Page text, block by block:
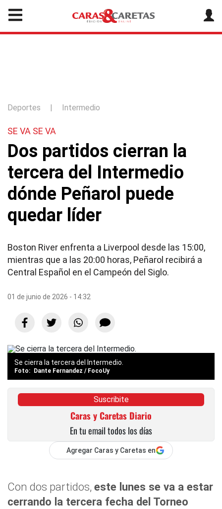
Deportes | Intermedio
SE VA SE VA
Dos partidos cierran la
tercera del Intermedio
dónde Peñarol puede
quedar líder
Boston River enfrenta a Liverpool desde las 15:00,
mientras que a las 20:00 horas, Peñarol recibirá a
Central Español en el Campeón del Siglo.
01 de junio de 2026 - 14:32
Se cierra la tercera del Intermedio.
Dante Fernandez / FocoUy
Suscribite
Caras y Caretas Diario
En tu email todos los días
Agregar Caras y Caretas en
Con dos partidos, este lunes se va a estar
cerrando la tercera fecha del Torneo